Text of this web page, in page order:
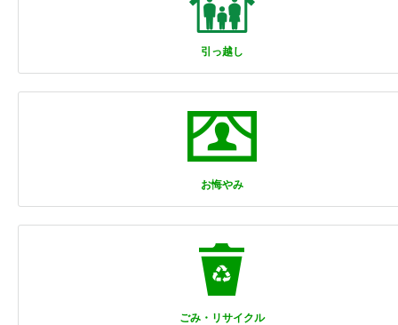
引っ越し
お悔やみ
ごみ・リサイクル